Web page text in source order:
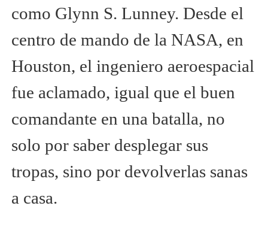
como Glynn S. Lunney. Desde el
centro de mando de la NASA, en
Houston, el ingeniero aeroespacial
fue aclamado, igual que el buen
comandante en una batalla, no
solo por saber desplegar sus
tropas, sino por devolverlas sanas
a casa.